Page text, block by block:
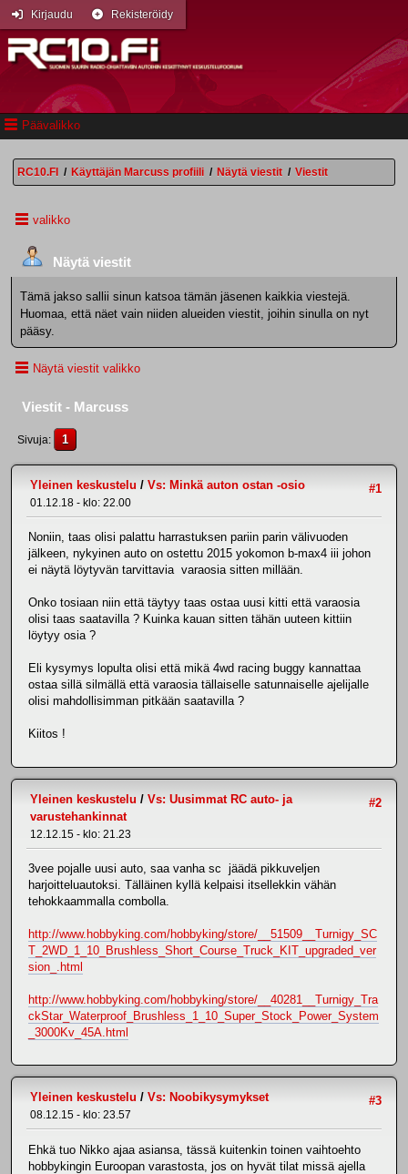
Päävalikko
Kirjaudu Rekisteröidy
RC10.FI / Käyttäjän Marcuss profiili / Näytä viestit / Viestit
valikko
Näytä viestit
Tämä jakso sallii sinun katsoa tämän jäsenen kaikkia viestejä.
Huomaa, että näet vain niiden alueiden viestit, joihin sinulla on nyt
pääsy.
Näytä viestit valikko
Viestit - Marcuss
Sivuja 1
#1
Yleinen keskustelu / Vs: Minkä auton ostan -osio
01.12.18 - klo: 22.00
Noniin, taas olisi palattu harrastuksen pariin parin välivuoden
jälkeen, nykyinen auto on ostettu 2015 yokomon b-max4 iii johon
ei näytä löytyvän tarvittavia varaosia sitten millään.
Onko tosiaan niin että täytyy taas ostaa uusi kitti että varaosia
olisi taas saatavilla ? Kuinka kauan sitten tähän uuteen kittiin
löytyy osia ?
Eli kysymys lopulta olisi että mikä 4wd racing buggy kannattaa
ostaa sillä silmällä että varaosia tällaiselle satunnaiselle ajelijalle
olisi mahdollisimman pitkään saatavilla ?
Kiitos !
#2
Yleinen keskustelu / Vs: Uusimmat RC auto- ja
varustehankinnat
12.12.15 - klo: 21.23
3vee pojalle uusi auto, saa vanha sc jäädä pikkuveljen
harjoitteluautoksi. Tälläinen kyllä kelpaisi itsellekkin vähän
tehokkaammalla combolla.
http://www.hobbyking.com/hobbyking/store/__51509__Turnigy_SC
T_2WD_1_10_Brushless_Short_Course_Truck_KIT_upgraded_ver
sion_.html
http://www.hobbyking.com/hobbyking/store/__40281__Turnigy_Tra
ckStar_Waterproof_Brushless_1_10_Super_Stock_Power_System
_3000Kv_45A.html
#3
Yleinen keskustelu / Vs: Noobikysymykset
08.12.15 - klo: 23.57
Ehkä tuo Nikko ajaa asiansa, tässä kuitenkin toinen vaihtoehto
hobbykingin Euroopan varastosta, jos on hyvät tilat missä ajella